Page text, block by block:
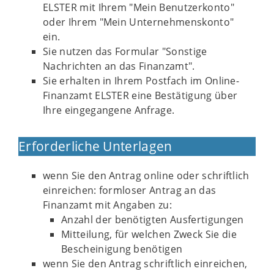
ELSTER mit Ihrem "Mein Benutzerkonto"
oder Ihrem "Mein Unternehmenskonto"
ein.
Sie nutzen das Formular "Sonstige
Nachrichten an das Finanzamt".
Sie erhalten in Ihrem Postfach im Online-
Finanzamt ELSTER eine Bestätigung über
Ihre eingegangene Anfrage.
Erforderliche Unterlagen
wenn Sie den Antrag online oder schriftlich
einreichen: formloser Antrag an das
Finanzamt mit Angaben zu:
Anzahl der benötigten Ausfertigungen
Mitteilung, für welchen Zweck Sie die
Bescheinigung benötigen
wenn Sie den Antrag schriftlich einreichen,